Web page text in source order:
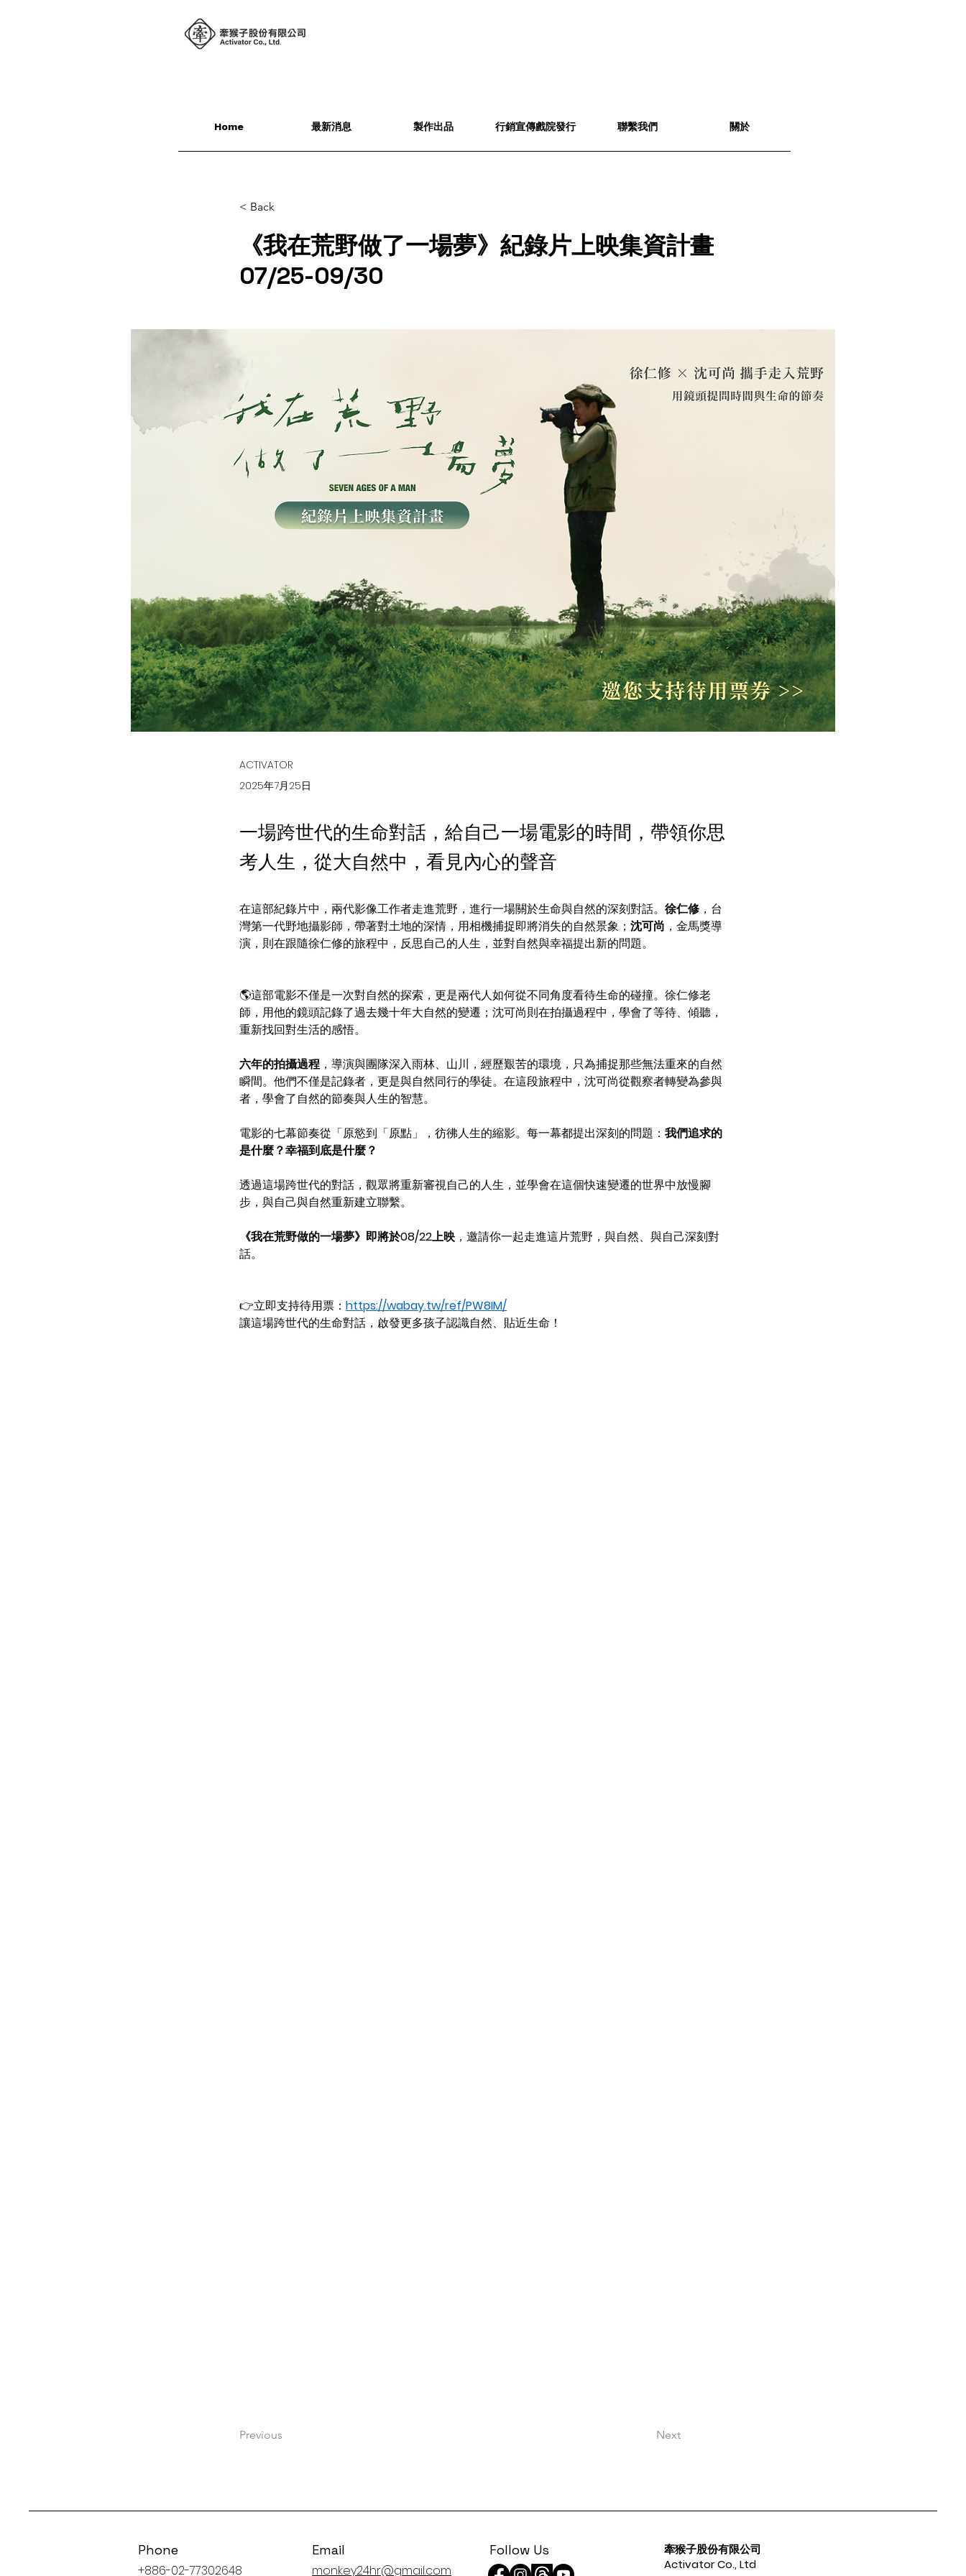
Home 最新消息 製作出品 行銷宣傳戲院發行 聯繫我們 關於
< Back
《我在荒野做了一場夢》紀錄片上映集資計畫
07/25-09/30
ACTIVATOR
2025年7月25日
一場跨世代的生命對話，給自己一場電影的時間，帶領你思
考人生，從大自然中，看見內心的聲音
在這部紀錄片中，兩代影像工作者走進荒野，進行一場關於生命與自然的深刻對話。 徐仁修 ，台
灣第一代野地攝影師，帶著對土地的深情，用相機捕捉即將消失的自然景象； 沈可尚 ，金馬獎導
演，則在跟隨徐仁修的旅程中，反思自己的人生，並對自然與幸福提出新的問題。
🌎這部電影不僅是一次對自然的探索，更是兩代人如何從不同角度看待生命的碰撞。徐仁修老
師，用他的鏡頭記錄了過去幾十年大自然的變遷；沈可尚則在拍攝過程中，學會了等待、傾聽，
重新找回對生活的感悟。
六年的拍攝過程 ，導演與團隊深入雨林、山川，經歷艱苦的環境，只為捕捉那些無法重來的自然
瞬間。他們不僅是記錄者，更是與自然同行的學徒。在這段旅程中，沈可尚從觀察者轉變為參與
者，學會了自然的節奏與人生的智慧。
電影的七幕節奏從「原慾到「原點」，彷彿人生的縮影。每一幕都提出深刻的問題： 我們追求的
是什麼？幸福到底是什麼？
透過這場跨世代的對話，觀眾將重新審視自己的人生，並學會在這個快速變遷的世界中放慢腳
步，與自己與自然重新建立聯繫。
《我在荒野做的一場夢》即將於08/22上映 ，邀請你一起走進這片荒野，與自然、與自己深刻對
話。
👉立即支持待用票： https://wabay.tw/ref/PW8IM/
讓這場跨世代的生命對話，啟發更多孩子認識自然、貼近生命！
Previous Next
Phone
+886-02-77302648
Email
monkey24hr@gmail.com
Follow Us
牽猴子股份有限公司
Activator Co., Ltd